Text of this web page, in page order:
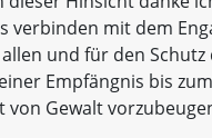
verbinden mit dem
und für den
Empfängnis bis
Gewalt